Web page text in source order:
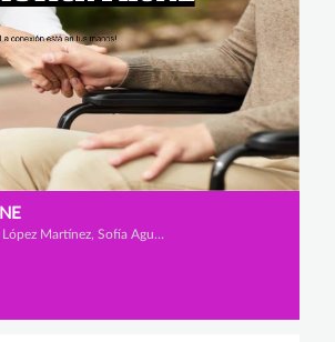
Secundaria, Andrea López Martínez, Sofía Agudo Fernández y Anabel Cánovas Mateo